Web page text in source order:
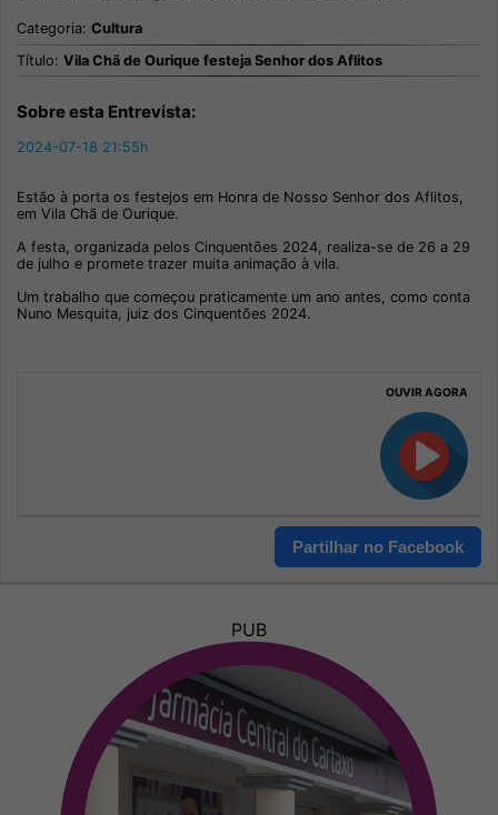
Categoria: Cultura
Título: Vila Chã de Ourique festeja Senhor dos Aflitos
Sobre esta Entrevista:
2024-07-18 21:55h
Estão à porta os festejos em Honra de Nosso Senhor dos Aflitos,
em Vila Chã de Ourique.
A festa, organizada pelos Cinquentões 2024, realiza-se de 26 a 29
de julho e promete trazer muita animação à vila.
Um trabalho que começou praticamente um ano antes, como conta
Nuno Mesquita, juiz dos Cinquentões 2024.
OUVIR AGORA
Partilhar no Facebook
PUB